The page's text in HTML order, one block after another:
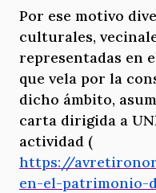
Por ese motivo
culturales,
representadas en
que vela por la
dicho ámbito,
carta dirigida a
actividad (
https://
en-el-patrimonio-